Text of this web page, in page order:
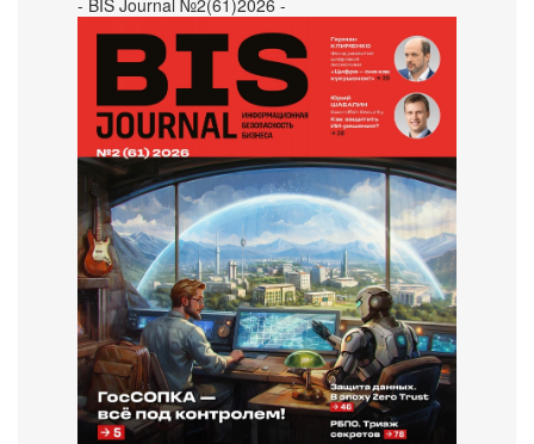
- BIS Journal №2(61)2026 -